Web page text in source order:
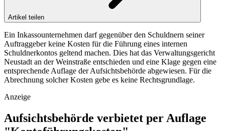
Artikel teilen
Ein Inkassounternehmen darf gegenüber den Schuldnern seiner
Auftraggeber keine Kosten für die Führung eines internen
Schuldnerkontos geltend machen. Dies hat das Verwaltungsgericht
Neustadt an der Weinstraße entschieden und eine Klage gegen eine
entsprechende Auflage der Aufsichtsbehörde abgewiesen. Für die
Abrechnung solcher Kosten gebe es keine Rechtsgrundlage.
Anzeige
Aufsichtsbehörde verbietet per Auflage